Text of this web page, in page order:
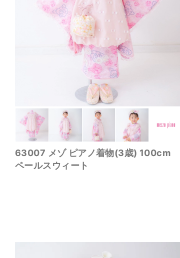
63007 メゾ ピアノ着物(3歳) 100cm
ペールスウィート